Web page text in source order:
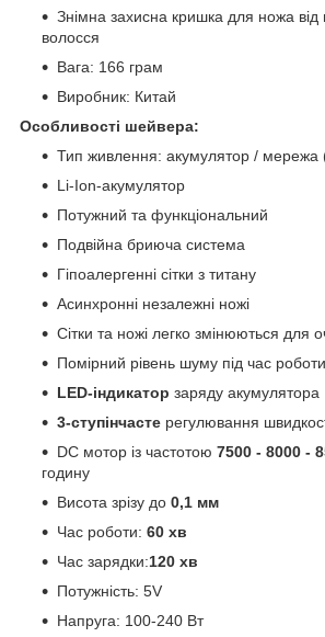
Знімна захисна кришка для ножа
волосся
Вага: 166 грам
Виробник: Китай
Особливості шейвера:
Тип живлення: акумулятор / мережа
Li-Ion-акумулятор
Потужний та функціональний
Подвійна бриюча система
Гіпоалергенні сітки з титану
Асинхронні незалежні ножі
Сітки та ножі легко змінюються для
Помірний рівень шуму під час роботи
LED-індикатор заряду акумулятора
3-ступінчасте регулювання
DC мотор із частотою 7500 - 8000 -
годину
Висота зрізу до 0,1 мм
Час роботи: 60 хв
Час зарядки:120 хв
Потужність: 5V
Напруга: 100-240 Вт